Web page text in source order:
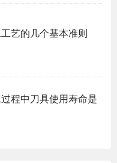
艺的几个基本准则
程中刀具使用寿命是